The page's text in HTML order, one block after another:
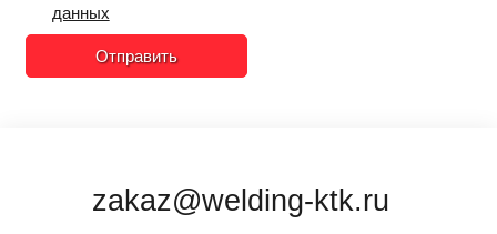
данных
Отправить
zakaz@welding-ktk.ru